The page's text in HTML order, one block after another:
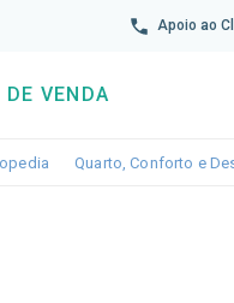
Apoio ao
DE VENDA
dropdownToggle dropdown
Quarto, Conforto e